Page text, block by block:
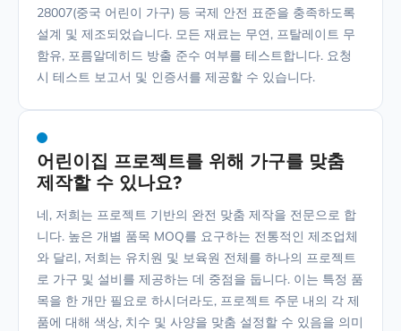
28007(중국 어린이 가구) 등 국제 안전 표준을 충족하도록
설계 및 제조되었습니다. 모든 재료는 무연, 프탈레이트 무
함유, 포름알데히드 방출 준수 여부를 테스트합니다. 요청
시 테스트 보고서 및 인증서를 제공할 수 있습니다.
어린이집 프로젝트를 위해 가구를 맞춤
제작할 수 있나요?
네, 저희는 프로젝트 기반의 완전 맞춤 제작을 전문으로 합
니다. 높은 개별 품목 MOQ를 요구하는 전통적인 제조업체
와 달리, 저희는 유치원 및 보육원 전체를 하나의 프로젝트
로 가구 및 설비를 제공하는 데 중점을 둡니다. 이는 특정 품
목을 한 개만 필요로 하시더라도, 프로젝트 주문 내의 각 제
품에 대해 색상, 치수 및 사양을 맞춤 설정할 수 있음을 의미